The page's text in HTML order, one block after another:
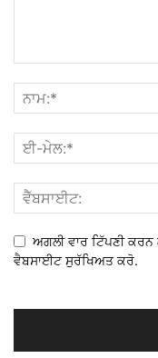
ਅਗਲੀ ਵਾਰ ਟਿੱਪਣੀ
ਵੈਬਸਾਈਟ ਸੁਰੱਖਿਅਤ ਕਰੋ.